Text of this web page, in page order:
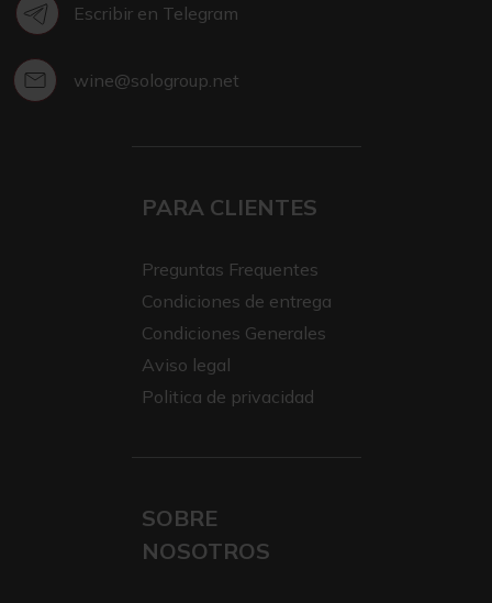
Escribir en Telegram
wine@sologroup.net
PARA CLIENTES
Preguntas Frequentes
Condiciones de entrega
Condiciones Generales
Aviso legal
Politica de privacidad
SOBRE
NOSOTROS